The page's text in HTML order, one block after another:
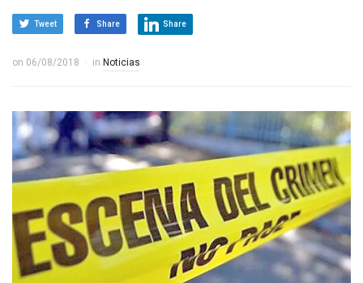
Tweet Share Share
on 06/08/2018 in Noticias